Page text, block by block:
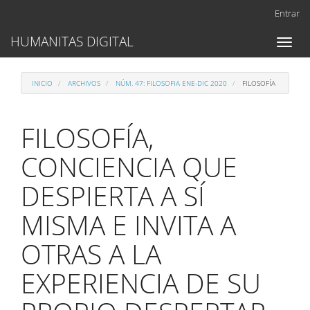
Contenido
principal
lateral
Entrar
Toggle
HUMANITAS DIGITAL
INICIO ARCHIVOS NÚM. 47: FILOSOFIA ENE-DIC 2020 FILOSOFÍA
FILOSOFÍA,
CONCIENCIA QUE
DESPIERTA A SÍ
MISMA E INVITA A
OTRAS A LA
EXPERIENCIA DE SU